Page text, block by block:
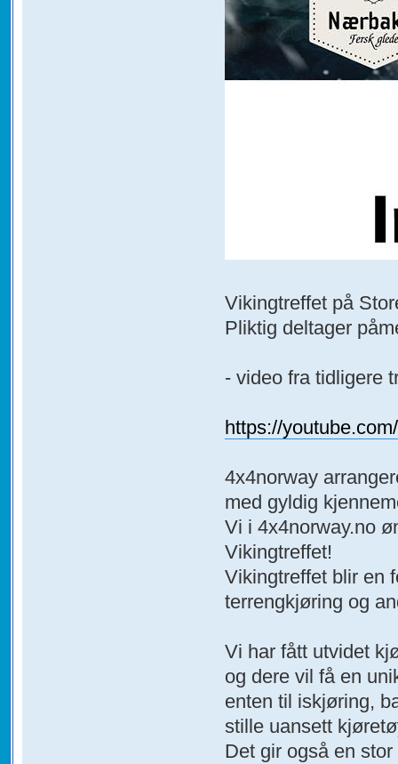
Vikingtreffet på
Pliktig deltager
- video fra tidligere
https://
4x4norway
med gyldig
Vi i 4x4norway.no
Vikingtreffet!
Vikingtreffet blir en
terrengkjøring og
Vi har fått utvidet
og dere vil få en
enten til iskjøring,
stille uansett
Det gir også en